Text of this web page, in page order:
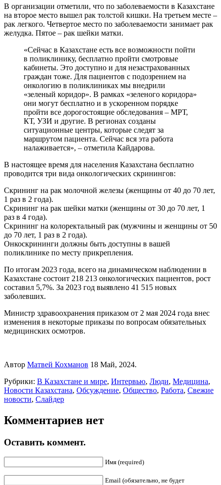
В организации отметили, что по заболеваемости в Казахстане
на второе место вышел рак толстой кишки. На третьем месте –
рак легкого. Четвертое место по заболеваемости занимает рак
желудка. Пятое – рак шейки матки.
«Сейчас в Казахстане есть все возможности пойти
в поликлинику, бесплатно пройти смотровые
кабинеты. Это доступно и для незастрахованных
граждан тоже. Для пациентов с подозрением на
онкологию в поликлиниках мы внедрили
«зеленый коридор». В рамках «зеленого коридора»
они могут бесплатно и в ускоренном порядке
пройти все дорогостоящие обследования – МРТ,
КТ, УЗИ и другие. В регионах созданы
ситуационные центры, которые следят за
маршрутом пациента. Сейчас вся эта работа
налаживается», – отметила Кайдарова.
В настоящее время для населения Казахстана бесплатно
проводится три вида онкологических скринингов:
Скрининг на рак молочной железы (женщины от 40 до 70 лет,
1 раз в 2 года).
Скрининг на рак шейки матки (женщины от 30 до 70 лет, 1
раз в 4 года).
Скрининг на колоректальный рак (мужчины и женщины от 50
до 70 лет, 1 раз в 2 года).
Онкоскрининги должны быть доступны в вашей
поликлинике по месту прикрепления.
По итогам 2023 года, всего на динамическом наблюдении в
Казахстане состоит 218 213 онкологических пациентов, рост
составил 5,7%. За 2023 год выявлено 41 515 новых
заболевших.
Министр здравоохранения приказом от 2 мая 2024 года внес
изменения в некоторые приказы по вопросам обязательных
медицинских осмотров.
Автор Матвей Кохманов 18 Май, 2024.
Рубрики: В Казахстане и мире, Интервью, Люди, Медицина,
Новости Казахстана, Обсуждение, Общество, Работа, Свежие
новости, Слайдер
Комментариев нет
Оставить коммент.
Имя (required)
Email (обязательно, не будет